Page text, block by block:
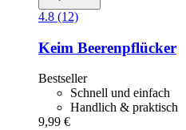
4.8 (12)
Keim Beerenpflücker
Bestseller
Schnell und einfach
Handlich & praktisch
9,99 €